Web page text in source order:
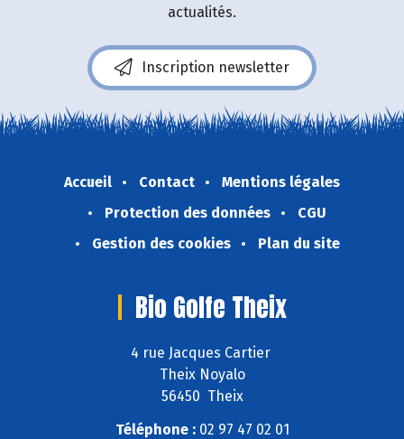
actualités.
Inscription newsletter
Accueil Contact
Mentions légales
Protection des données
CGU
Gestion des cookies
Plan du site
Bio Golfe Theix
4 rue Jacques Cartier
Theix Noyalo
56450 Theix
Téléphone :02 97 47 02 01